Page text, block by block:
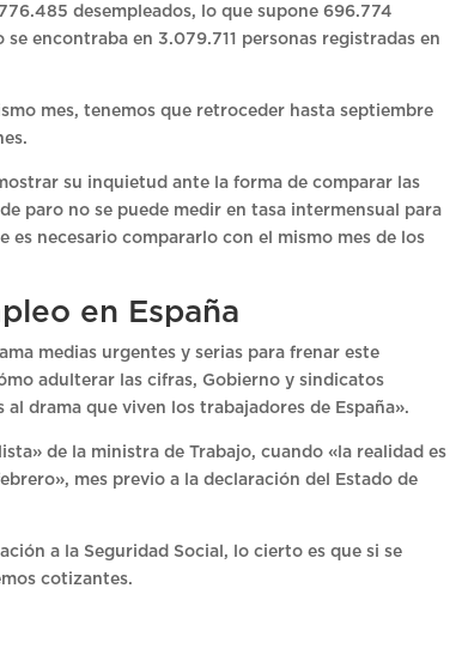
desempleados, lo que supone 696.774
encontraba en 3.079.711 personas registradas en
mes, tenemos que retroceder hasta septiembre
su inquietud ante la forma de comparar las
paro no se puede medir en tasa intermensual para
necesario compararlo con el mismo mes de los
en España
medias urgentes y serias para frenar este
adulterar las cifras, Gobierno y sindicatos
drama que viven los trabajadores de España».
de la ministra de Trabajo, cuando «la realidad es
mes previo a la declaración del Estado de
a la Seguridad Social, lo cierto es que si se
cotizantes.